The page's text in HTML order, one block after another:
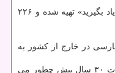
وی با اشاره به نرم افزار اكسین فارسی كه بر طبق كتاب گام اول تهیه و در گوگل استور و اپ استور قرار داده شده است، اظهار داشت: این نرم افزار با شعار «هر روز ۱۰ دقیقه زبان فارسی یاد بگیرید» تهیه شده و ۲۲۶
در خارج از كشور به
وی با بیان خاطره ای در اوایل پیروزی انقلاب اسلامی، كه فردی از روستاهای دامنه هیمالیا در هندوستان، با نامه نگاری ابراز علاقه به یادگیری زبان فارسی داشت، اظهار داشت: فكر كنید با امكانات ۳۰ سال پیش چطور می